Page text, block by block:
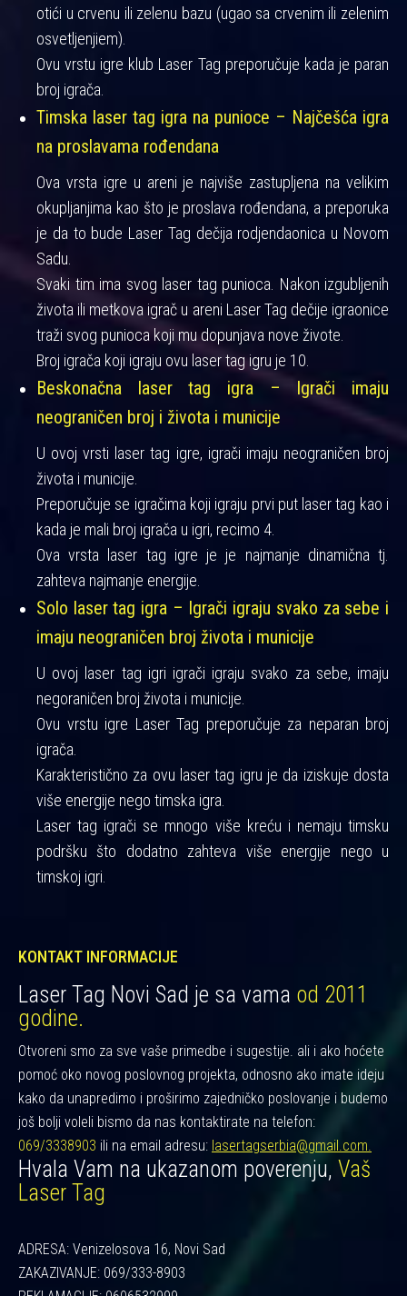
otići u crvenu ili zelenu bazu (ugao sa crvenim ili zelenim
osvetljenjiem).
Ovu vrstu igre klub Laser Tag preporučuje kada je paran
broj igrača.
Timska laser tag igra na punioce – Najčešća igra
na proslavama rođendana
Ova vrsta igre u areni je najviše zastupljena na velikim
okupljanjima kao što je proslava rođendana, a preporuka
je da to bude Laser Tag dečija rodjendaonica u Novom
Sadu.
Svaki tim ima svog laser tag punioca. Nakon izgubljenih
života ili metkova igrač u areni Laser Tag dečije igraonice
traži svog punioca koji mu dopunjava nove živote.
Broj igrača koji igraju ovu laser tag igru je 10.
Beskonačna laser tag igra – Igrači imaju
neograničen broj i života i municije
U ovoj vrsti laser tag igre, igrači imaju neograničen broj
života i municije.
Preporučuje se igračima koji igraju prvi put laser tag kao i
kada je mali broj igrača u igri, recimo 4.
Ova vrsta laser tag igre je je najmanje dinamična tj.
zahteva najmanje energije.
Solo laser tag igra – Igrači igraju svako za sebe i
imaju neograničen broj života i municije
U ovoj laser tag igri igrači igraju svako za sebe, imaju
negoraničen broj života i municije.
Ovu vrstu igre Laser Tag preporučuje za neparan broj
igrača.
Karakteristično za ovu laser tag igru je da iziskuje dosta
više energije nego timska igra.
Laser tag igrači se mnogo više kreću i nemaju timsku
podršku što dodatno zahteva više energije nego u
timskoj igri.
KONTAKT INFORMACIJE
Laser Tag Novi Sad je sa vama od 2011
godine.
Otvoreni smo za sve vaše primedbe i sugestije. ali i ako hoćete
pomoć oko novog poslovnog projekta, odnosno ako imate ideju
kako da unapredimo i proširimo zajedničko poslovanje i budemo
još bolji voleli bismo da nas kontaktirate na telefon:
069/3338903 ili na email adresu: lasertagserbia@gmail.com.
Hvala Vam na ukazanom poverenju, Vaš
Laser Tag
ADRESA: Venizelosova 16, Novi Sad
ZAKAZIVANJE: 069/333-8903